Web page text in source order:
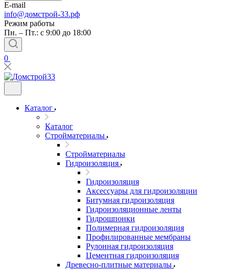
E-mail
info@домстрой-33.рф
Режим работы
Пн. – Пт.: с 9:00 до 18:00
0
Каталог
Каталог
Стройматериалы
Стройматериалы
Гидроизоляция
Гидроизоляция
Аксессуары для гидроизоляции
Битумная гидроизоляция
Гидроизоляционные ленты
Гидрошпонки
Полимерная гидроизоляция
Профилированные мембраны
Рулонная гидроизоляция
Цементная гидроизоляция
Древесно-плитные материалы